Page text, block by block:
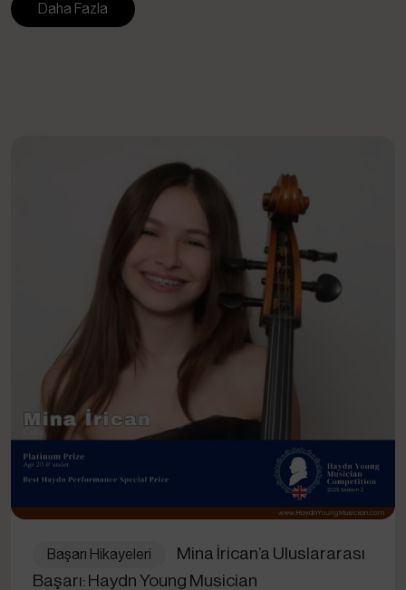
Daha Fazla
Başarı Hikayeleri
Mina İrican’a Uluslararası
Başarı: Haydn Young Musician